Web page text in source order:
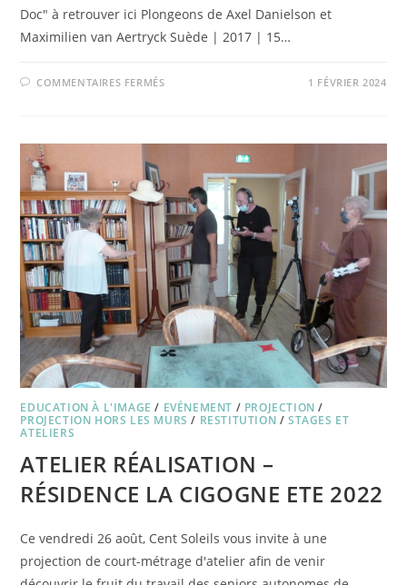
Doc" à retrouver ici Plongeons de Axel Danielson et
Maximilien van Aertryck Suède | 2017 | 15…
COMMENTAIRES FERMÉSSUR
17H00
1 FÉVRIER 2024
EDUCATION À L'IMAGE / EVÉNEMENT / PROJECTION /
PROJECTION HORS LES MURS / RESTITUTION /STAGES ET
ATELIERS
ATELIER RÉALISATION –
RÉSIDENCE LA CIGOGNE ETE 2022
Ce vendredi 26 août, Cent Soleils vous invite à une
projection de court-métrage d'atelier afin de venir